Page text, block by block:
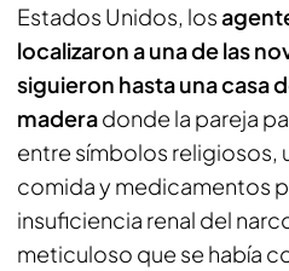
Estados Unidos, los
localizaron a una de las
siguieron hasta una casa
maderadonde la pareja
entre símbolos religiosos,
comida y medicamentos
insuficiencia renal del
meticuloso que se había